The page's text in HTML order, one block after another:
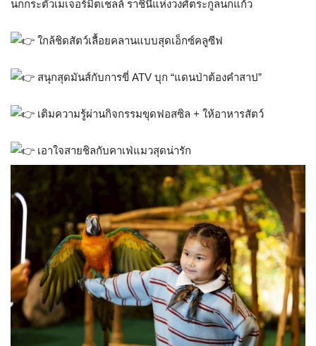
นกกระตั้วเมเจอร์มิตเชลล์ ราชินีแห่งวงศ์ตระกูลนกแก้ว
ใกล้ชิดสัตว์เลื้อยคลานแบบสุดเอ็กซ์คลูซีฟ
สนุกสุดมันส์กับการขี่ ATV บุก “แดนป่าต้องคำสาป”
เติมความรู้ผ่านกิจกรรมขุดฟอสซิล + ให้อาหารสัตว์
เอาใจสายชิลกับคาเฟ่แมวสุดน่ารัก